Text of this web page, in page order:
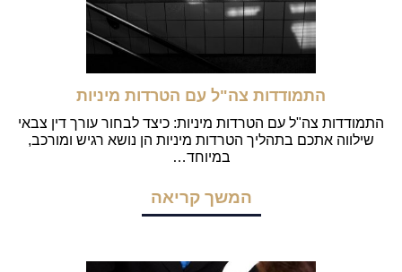
התמודדות צה"ל עם הטרדות מיניות
התמודדות צה"ל עם הטרדות מיניות: כיצד לבחור עורך דין צבאי
שילווה אתכם בתהליך הטרדות מיניות הן נושא רגיש ומורכב,
במיוחד…
המשך קריאה